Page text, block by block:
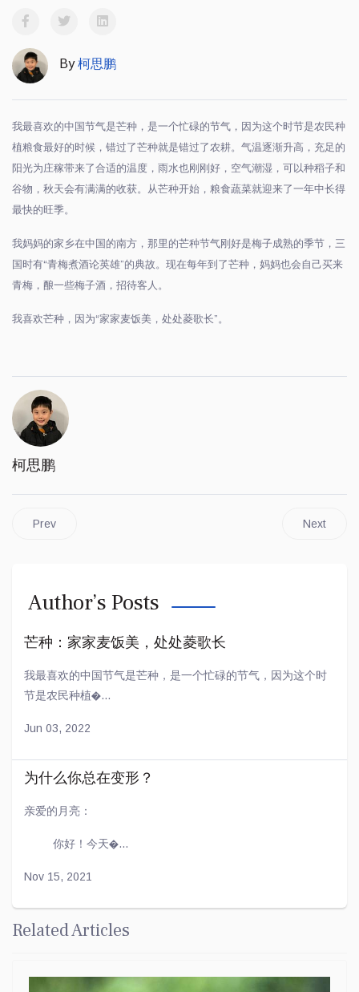
By 柯思鹏
我最喜欢的中国节气是芒种，是一个忙碌的节气，因为这个时节是农民种
植粮食最好的时候，错过了芒种就是错过了农耕。气温逐渐升高，充足的
阳光为庄稼带来了合适的温度，雨水也刚刚好，空气潮湿，可以种稻子和
谷物，秋天会有满满的收获。从芒种开始，粮食蔬菜就迎来了一年中长得
最快的旺季。
我妈妈的家乡在中国的南方，那里的芒种节气刚好是梅子成熟的季节，三
国时有“青梅煮酒论英雄”的典故。现在每年到了芒种，妈妈也会自己买来
青梅，酿一些梅子酒，招待客人。
我喜欢芒种，因为“家家麦饭美，处处菱歌长”。
柯思鹏
Prev Next
Author’s Posts
芒种：家家麦饭美，处处菱歌长
我最喜欢的中国节气是芒种，是一个忙碌的节气，因为这个时
节是农民种植�...
Jun 03, 2022
为什么你总在变形？
亲爱的月亮：
你好！今天�...
Nov 15, 2021
Related Articles